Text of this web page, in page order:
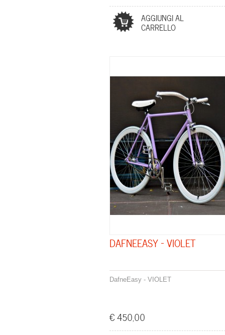
AGGIUNGI AL
CARRELLO
DAFNEEASY - VIOLET
DafneEasy - VIOLET
€ 450,00